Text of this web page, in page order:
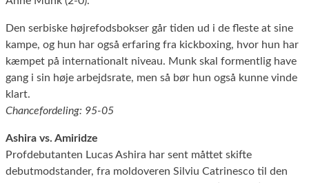
Den serbiske højrefodsbokser går tiden ud i de fleste at sine
kampe, og hun har også erfaring fra kickboxing, hvor hun har
kæmpet på internationalt niveau. Munk skal formentlig have
gang i sin høje arbejdsrate, men så bør hun også kunne vinde
klart.
Chancefordeling: 95-05
Ashira vs. Amiridze
Profdebutanten Lucas Ashira har sent måttet skifte
debutmodstander, fra moldoveren Silviu Catrinesco til den